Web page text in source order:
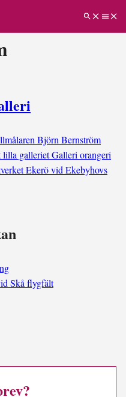
Björn Bernström
galleriet Galleri orangeri
Ekerö vid Ekebyhovs
Skå flygfält